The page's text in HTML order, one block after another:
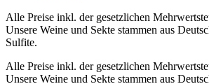
Alle Preise inkl. der gesetzlichen
Unsere Weine und Sekte stammen aus
Sulfite.
Alle Preise inkl. der gesetzlichen
Unsere Weine und Sekte stammen aus